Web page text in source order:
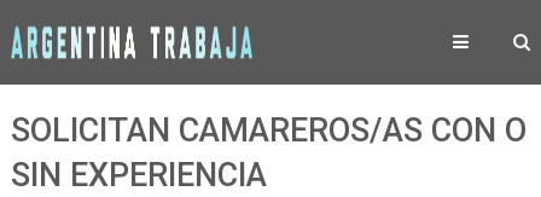
SOLICITAN CAMAREROS/AS CON O
SIN EXPERIENCIA